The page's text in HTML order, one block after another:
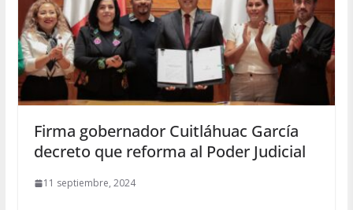
Firma gobernador Cuitláhuac García
decreto que reforma al Poder Judicial
11 septiembre, 2024